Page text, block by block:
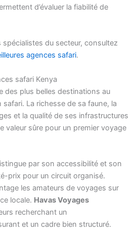
d’évaluer la fiabilité de
spécialistes du secteur, consultez
agences safari.
safari Kenya
des plus belles destinations au
La richesse de sa faune, la
et la qualité de ses infrastructures
valeur sûre pour un premier voyage
par son accessibilité et son
prix pour un circuit organisé.
les amateurs de voyages sur
locale. Havas Voyages
recherchant un
et un cadre bien structuré.